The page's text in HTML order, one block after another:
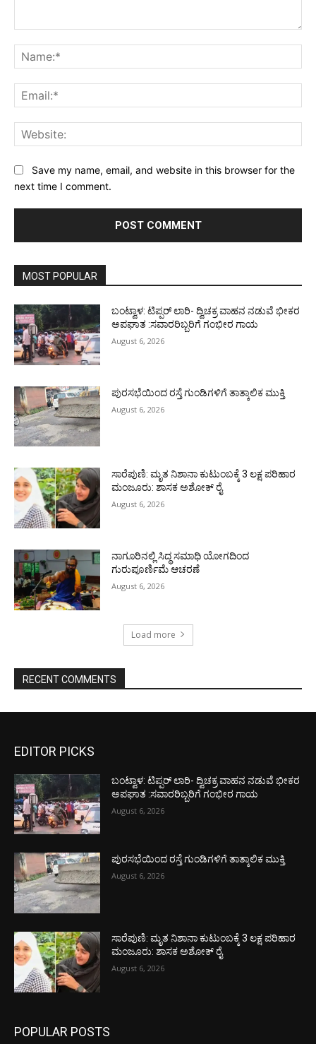
Save my name, email, and website in this browser for the
next time I comment.
MOST POPULAR
ಬಂಟ್ವಾಳ: ಟಿಪ್ಪರ್ ಲಾರಿ- ದ್ವಿಚಕ್ರ ವಾಹನ ನಡುವೆ ಭೀಕರ
ಅಪಘಾತ :ಸವಾರರಿಬ್ಬರಿಗೆ ಗಂಭೀರ ಗಾಯ
August 6, 2026
ಪುರಸಭೆಯಿಂದ ರಸ್ತೆ ಗುಂಡಿಗಳಿಗೆ ತಾತ್ಕಾಲಿಕ ಮುಕ್ತಿ
August 6, 2026
ಸಾರೆಪುಣಿ: ಮೃತ ನಿಶಾನಾ ಕುಟುಂಬಕ್ಕೆ 3 ಲಕ್ಷ ಪರಿಹಾರ
ಮಂಜೂರು: ಶಾಸಕ ಅಶೋಕ್ ರೈ
August 6, 2026
ನಾಗೂರಿನಲ್ಲಿ ಸಿದ್ಧ ಸಮಾಧಿ ಯೋಗದಿಂದ
ಗುರುಪೂರ್ಣಿಮೆ ಆಚರಣೆ
August 6, 2026
Load more
RECENT COMMENTS
EDITOR PICKS
ಬಂಟ್ವಾಳ: ಟಿಪ್ಪರ್ ಲಾರಿ- ದ್ವಿಚಕ್ರ ವಾಹನ ನಡುವೆ ಭೀಕರ
ಅಪಘಾತ :ಸವಾರರಿಬ್ಬರಿಗೆ ಗಂಭೀರ ಗಾಯ
August 6, 2026
ಪುರಸಭೆಯಿಂದ ರಸ್ತೆ ಗುಂಡಿಗಳಿಗೆ ತಾತ್ಕಾಲಿಕ ಮುಕ್ತಿ
August 6, 2026
ಸಾರೆಪುಣಿ: ಮೃತ ನಿಶಾನಾ ಕುಟುಂಬಕ್ಕೆ 3 ಲಕ್ಷ ಪರಿಹಾರ
ಮಂಜೂರು: ಶಾಸಕ ಅಶೋಕ್ ರೈ
August 6, 2026
POPULAR POSTS